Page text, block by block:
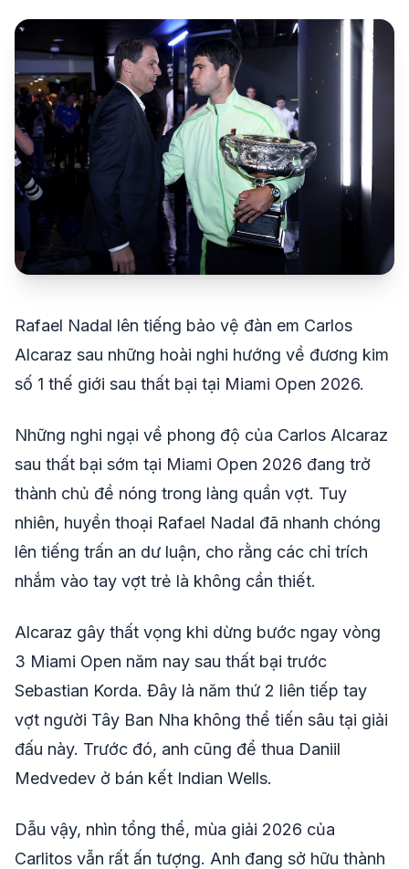
share © 2026 TT24H
Rafael Nadal lên tiếng bảo vệ đàn em Carlos
Alcaraz sau những hoài nghi hướng về đương kim
số 1 thế giới sau thất bại tại Miami Open 2026.
Những nghi ngại về phong độ của Carlos Alcaraz
sau thất bại sớm tại Miami Open 2026 đang trở
thành chủ đề nóng trong làng quần vợt. Tuy
nhiên, huyền thoại Rafael Nadal đã nhanh chóng
lên tiếng trấn an dư luận, cho rằng các chỉ trích
nhắm vào tay vợt trẻ là không cần thiết.
Alcaraz gây thất vọng khi dừng bước ngay vòng
3 Miami Open năm nay sau thất bại trước
Sebastian Korda. Đây là năm thứ 2 liên tiếp tay
vợt người Tây Ban Nha không thể tiến sâu tại giải
đấu này. Trước đó, anh cũng để thua Daniil
Medvedev ở bán kết Indian Wells.
Dẫu vậy, nhìn tổng thể, mùa giải 2026 của
Carlitos vẫn rất ấn tượng. Anh đang sở hữu thành